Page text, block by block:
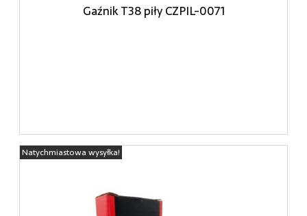
Gaźnik T38 piły CZPIL-0071
Natychmiastowa wysyłka!